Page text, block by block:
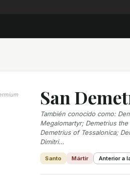
San
También conocido como:
Megalomartyr; Demetrius
Demetrius of Tessalonica;
Dimitri…
Santo Mártir Anterior a